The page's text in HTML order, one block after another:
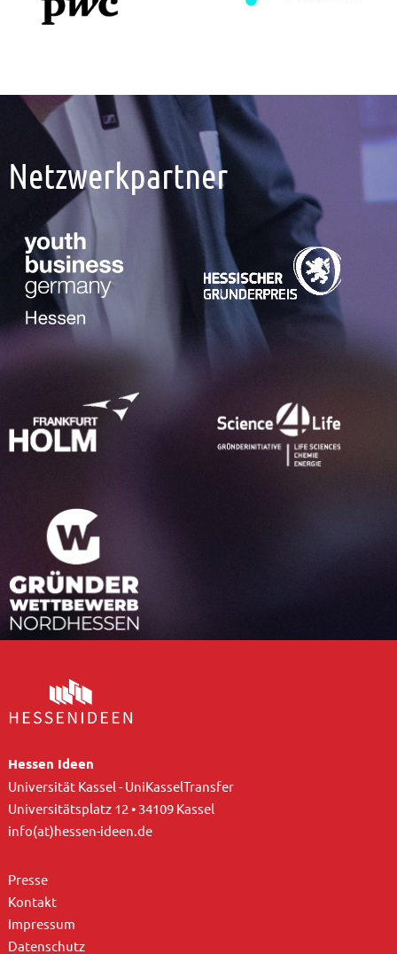
Netzwerkpartner
Hessen Ideen
Universität Kassel - UniKasselTransfer
Universitätsplatz 12 • 34109 Kassel
info(at)hessen-ideen.de
Presse
Kontakt
Impressum
Datenschutz